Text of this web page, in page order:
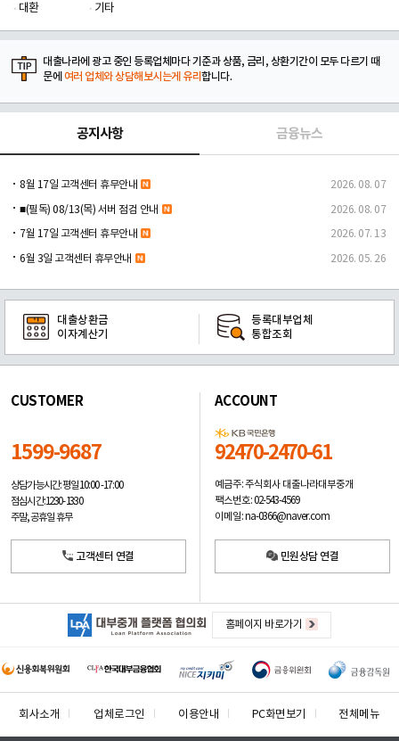
대환
기타
대출나라에 광고 중인 등록업체마다 기준과 상품, 금리, 상환기간이 모두 다르기 때
문에 여러 업체와 상담해보시는게 유리합니다.
공지사항 금융뉴스
8월 17일 고객센터 휴무안내 2026. 08. 07
■(필독) 08/13(목) 서버 점검 안내 2026. 08. 07
7월 17일 고객센터 휴무안내 2026. 07. 13
6월 3일 고객센터 휴무안내 2026. 05. 26
대출상환금
이자계산기
등록대부업체
통합조회
CUSTOMER
1599-9687
상담가능시간: 평일10:00 -17:00
점심시간: 12:30 - 13:30
주말, 공휴일 휴무
고객센터 연결
ACCOUNT
92470-2470-61
예금주: 주식회사 대출나라대부중개
팩스번호: 02-543-4569
이메일: na-0366@naver.com
민원상담 연결
홈페이지 바로가기
회사소개 업체로그인 이용안내 PC화면보기 전체메뉴